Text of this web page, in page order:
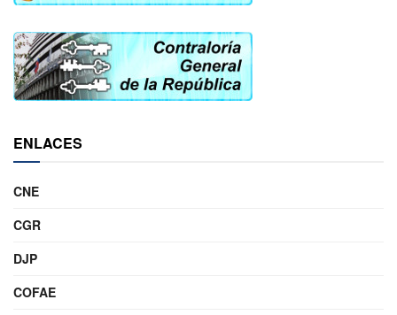
ENLACES
CNE
CGR
DJP
COFAE